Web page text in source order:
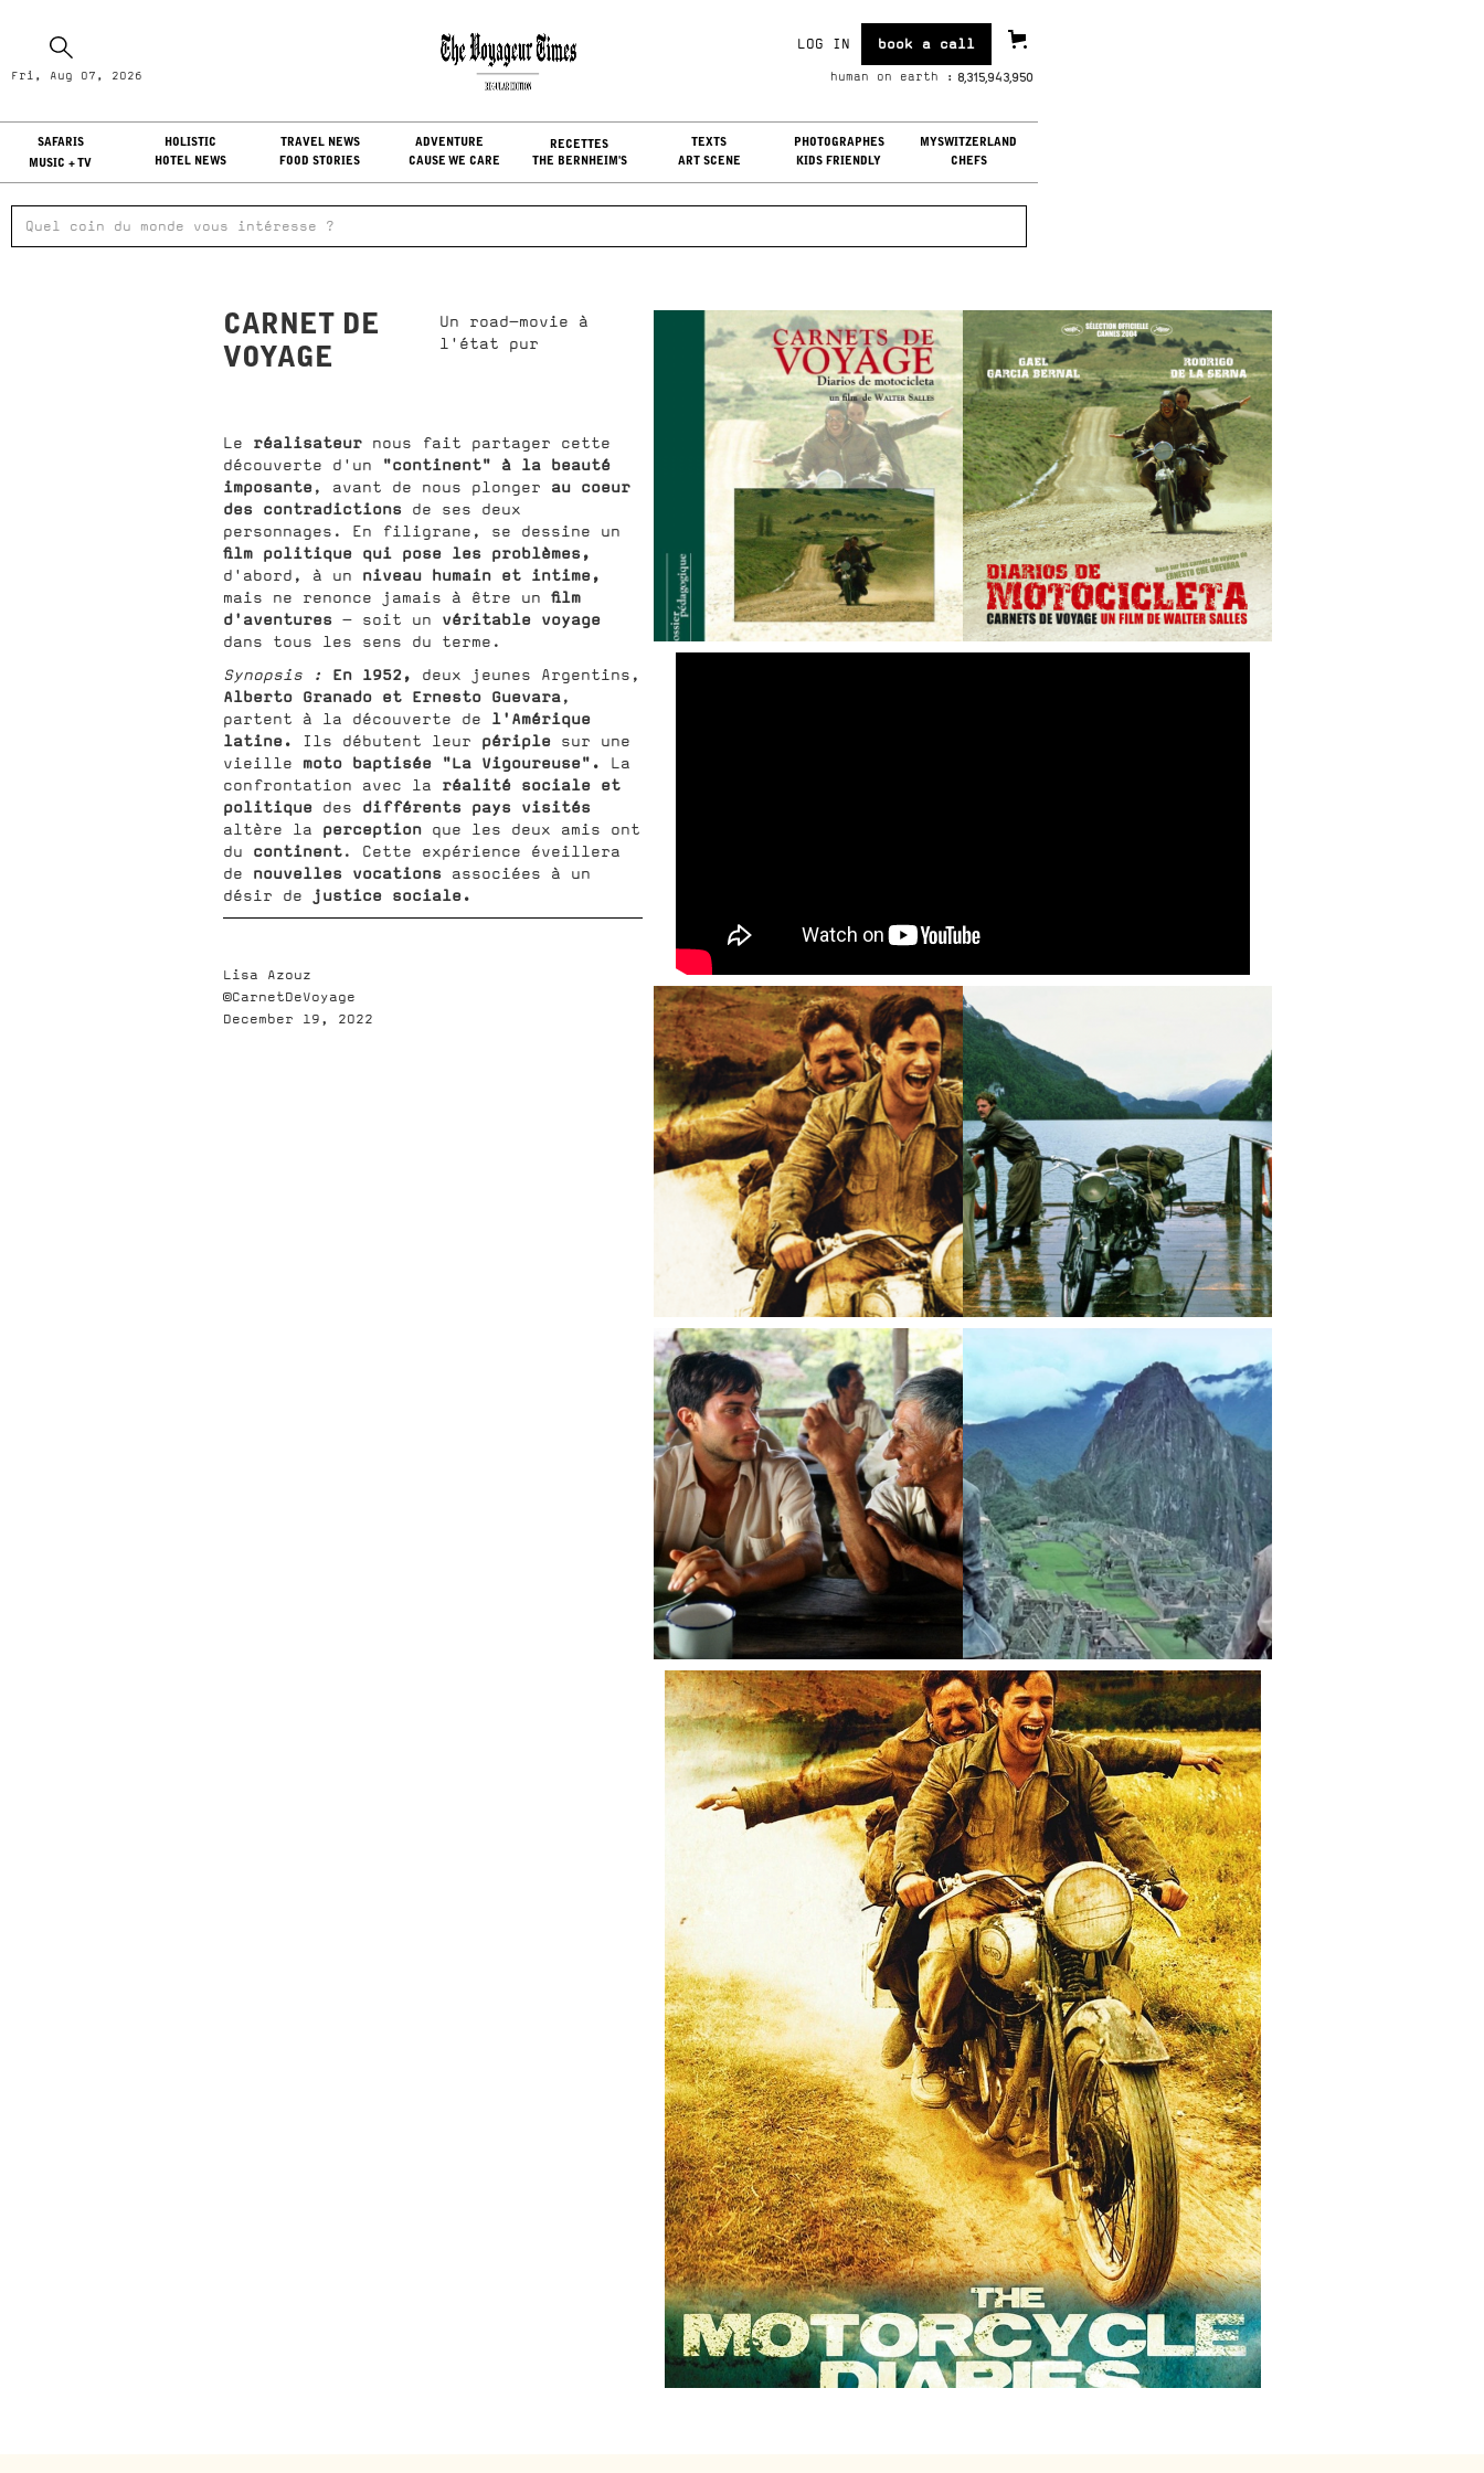
Fri, Aug 07, 2026
LOG IN book a call
human on earth : 8,315,943,952
SAFARIS HOLISTIC TRAVEL NEWS ADVENTURE RECETTES TEXTS PHOTOGRAPHES
MYSWITZERLAND
MUSIC + TV
HOTEL NEWS FOOD STORIES CAUSE WE CARE THE BERNHEIM'S ART SCENE KIDS FRIENDLY CHEFS
Fri, Aug 07, 2026
LOG IN
CARNET DE
VOYAGE
Un road-movie à
l'état pur
Le réalisateur
nous fait partager cette
découverte d'un
"continent" à la beauté
imposante, avant de nous plonger au coeur
des contradictions de ses deux
personnages. En filigrane, se dessine un
film politique qui pose les problèmes,
d'abord, à un niveau humain et intime,
mais ne renonce jamais à être un film
d'aventures - soit un véritable voyage
dans tous les sens du terme.
Synopsis : En 1952, deux jeunes Argentins,
Alberto Granado et Ernesto Guevara,
partent à la découverte de l'Amérique
latine.
Ils débutent leur périple sur une
vieille moto baptisée "La Vigoureuse".
La
confrontation avec la réalité sociale et
politique des différents pays visités
altère la perception
que les deux amis ont
du continent. Cette expérience éveillera
de nouvelles vocations associées à un
désir de
justice sociale.
Lisa Azouz
©CarnetDeVoyage
December 19, 2022